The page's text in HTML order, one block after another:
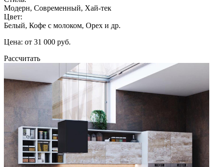
Модерн, Современный, Хай-тек
Цвет:
Белый, Кофе с молоком, Орех и др.
Цена: от 31 000 руб.
Рассчитать